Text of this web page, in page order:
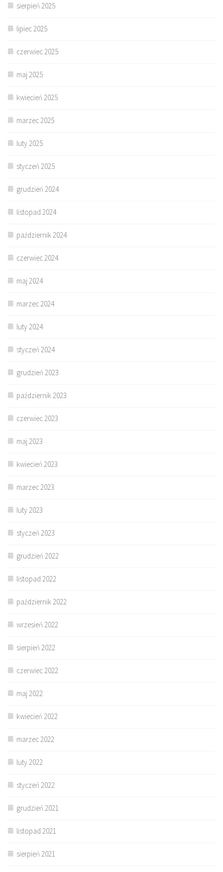
sierpień 2025
lipiec 2025
czerwiec 2025
maj 2025
kwiecień 2025
marzec 2025
luty 2025
styczeń 2025
grudzień 2024
listopad 2024
październik 2024
czerwiec 2024
maj 2024
marzec 2024
luty 2024
styczeń 2024
grudzień 2023
październik 2023
czerwiec 2023
maj 2023
kwiecień 2023
marzec 2023
luty 2023
styczeń 2023
grudzień 2022
listopad 2022
październik 2022
wrzesień 2022
sierpień 2022
czerwiec 2022
maj 2022
kwiecień 2022
marzec 2022
luty 2022
styczeń 2022
grudzień 2021
listopad 2021
sierpień 2021